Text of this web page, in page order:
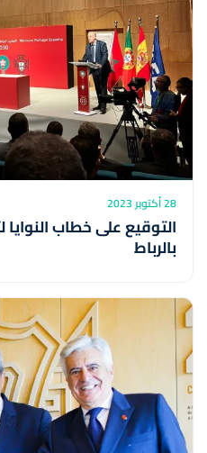
28 أكتوبر 2023
بالرباط